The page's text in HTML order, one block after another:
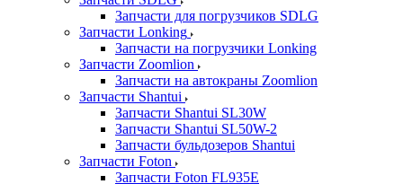
Запчасти для погрузчиков SDLG
Запчасти Lonking
Запчасти на погрузчики Lonking
Запчасти Zoomlion
Запчасти на автокраны Zoomlion
Запчасти Shantui
Запчасти Shantui SL30W
Запчасти Shantui SL50W-2
Запчасти бульдозеров Shantui
Запчасти Foton
Запчасти Foton FL935E